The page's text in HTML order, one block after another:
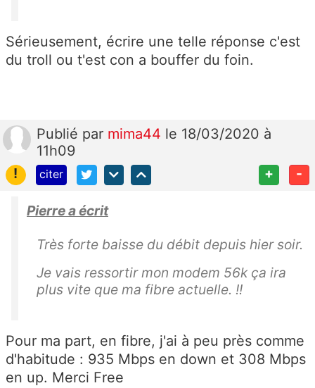
Sérieusement, écrire une telle réponse c'est
du troll ou t'est con a bouffer du foin.
Publié par mima44 le 18/03/2020 à
11h09
!
citer + -
Pierre a écrit
Très forte baisse du débit depuis hier soir.
Je vais ressortir mon modem 56k ça ira
plus vite que ma fibre actuelle. !!
Pour ma part, en fibre, j'ai à peu près comme
d'habitude : 935 Mbps en down et 308 Mbps
en up. Merci Free